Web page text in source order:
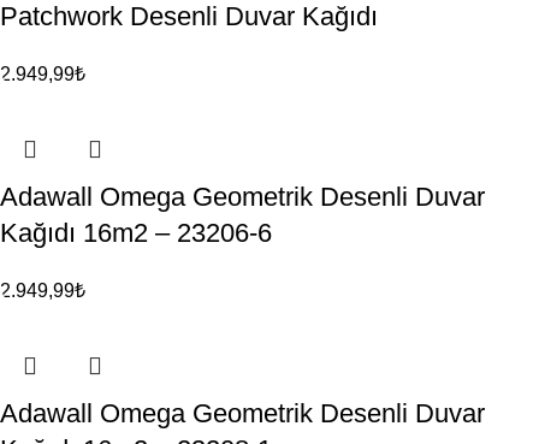
Patchwork Desenli Duvar Kağıdı
2.949,99₺
Adawall Omega Geometrik Desenli Duvar
Kağıdı 16m2 – 23206-6
2.949,99₺
Adawall Omega Geometrik Desenli Duvar